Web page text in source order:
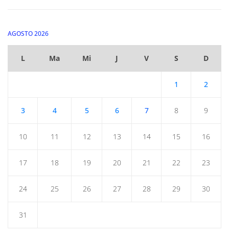
AGOSTO 2026
L Ma Mi J V S D
1 2
3 4 5 6 7 8 9
10 11 12 13 14 15 16
17 18 19 20 21 22 23
24 25 26 27 28 29 30
31